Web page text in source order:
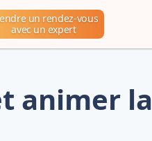
un rendez-vous
avec un expert
animer la